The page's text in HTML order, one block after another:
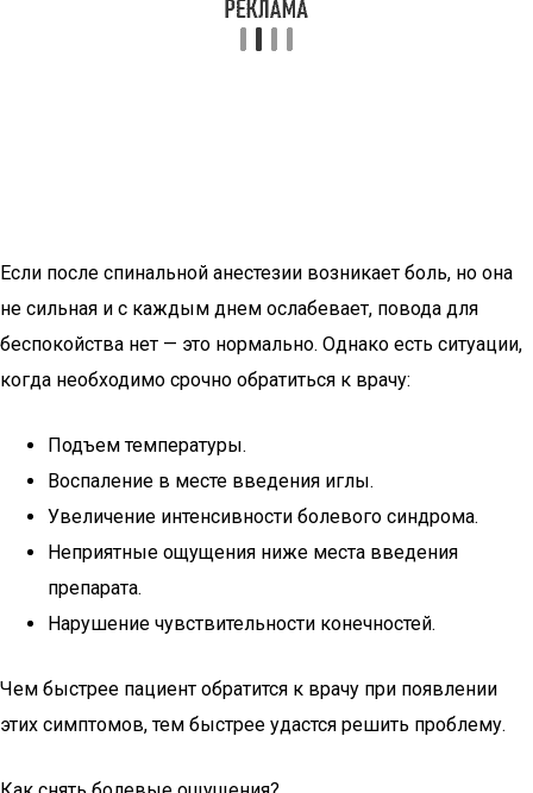
Если после спинальной анестезии возникает боль, но она
не сильная и с каждым днем ослабевает, повода для
беспокойства нет — это нормально. Однако есть ситуации,
когда необходимо срочно обратиться к врачу:
Подъем температуры.
Воспаление в месте введения иглы.
Увеличение интенсивности болевого синдрома.
Неприятные ощущения ниже места введения
препарата.
Нарушение чувствительности конечностей.
Чем быстрее пациент обратится к врачу при появлении
этих симптомов, тем быстрее удастся решить проблему.